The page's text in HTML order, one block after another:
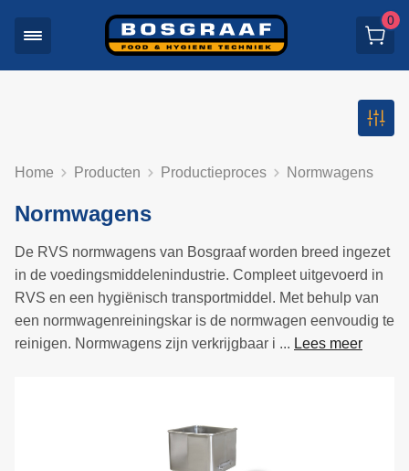
0
Home Producten Productieproces Normwagens
Normwagens
De RVS normwagens van Bosgraaf worden breed ingezet
in de voedingsmiddelenindustrie. Compleet uitgevoerd in
RVS en een hygiënisch transportmiddel. Met behulp van
een normwagenreiningskar is de normwagen eenvoudig te
reinigen. Normwagens zijn verkrijgbaar i ... Lees meer